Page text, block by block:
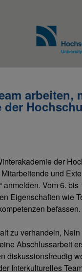
arbeiten,
der
und
Vom 6.
Eigenschaften wie
befassen.
zu verhandeln,
Abschlussarbeit
diskussionsfreudig
Interkulturelles